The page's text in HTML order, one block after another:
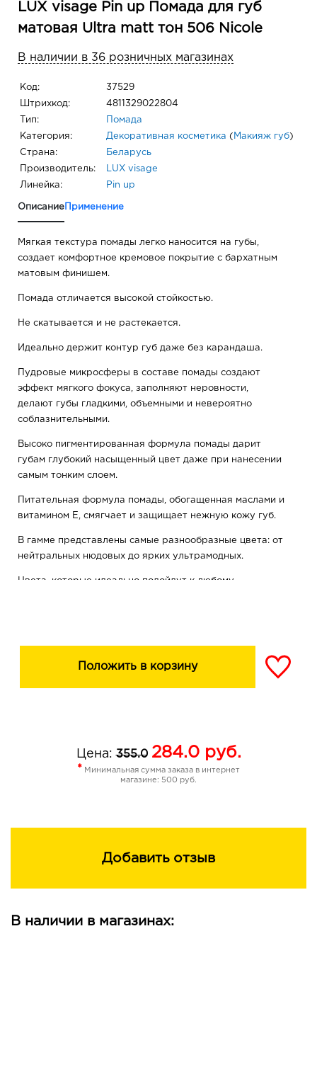
LUX visage Pin up Помада для губ
матовая Ultra matt тон 506 Nicole
В наличии в 36 розничных магазинах
Код: 37529
Штрихкод: 4811329022804
Тип: Помада
Категория: Декоративная косметика ( Макияж губ)
Страна: Беларусь
Производитель: LUX visage
Линейка: Pin up
Описание Применение
Мягкая текстура помады легко наносится на губы,
создает комфортное кремовое покрытие с бархатным
матовым финишем.
Помада отличается высокой стойкостью.
Не скатывается и не растекается.
Идеально держит контур губ даже без карандаша.
Пудровые микросферы в составе помады создают
эффект мягкого фокуса, заполняют неровности,
делают губы гладкими, объемными и невероятно
соблазнительными.
Высоко пигментированная формула помады дарит
губам глубокий насыщенный цвет даже при нанесении
самым тонким слоем.
Питательная формула помады, обогащенная маслами и
витамином Е, смягчает и защищает нежную кожу губ.
В гамме представлены самые разнообразные цвета: от
нейтральных нюдовых до ярких ультрамодных.
Цвета, которые идеально подойдут к любому
Преимущества - матовый пудровый финиш - мягкая
Положить в корзину
Цена:355.0 284.0руб.
* Минимальная сумма заказа в интернет
магазине: 500 руб.
Добавить отзыв
В наличии в магазинах: